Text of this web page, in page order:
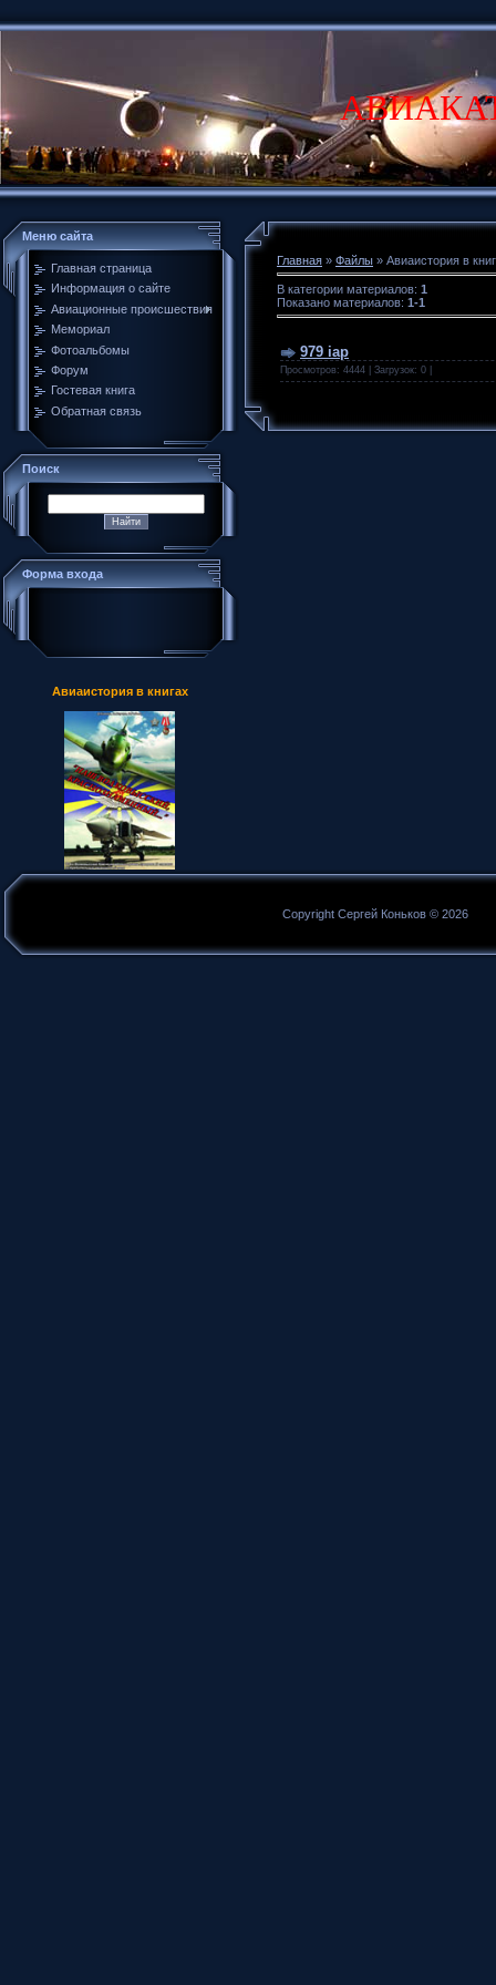
Меню сайта
Главная страница
Информация о сайте
Авиационные происшествия
Мемориал
Фотоальбомы
Форум
Гостевая книга
Обратная связь
Поиск
Форма входа
Авиаистория в книгах
Главная » Файлы » Авиаистория в
В категории материалов: 1
Показано материалов: 1-1
979 iap
Просмотров: 4444 | Загрузок: 0 |
Copyright Сергей Коньков © 2026